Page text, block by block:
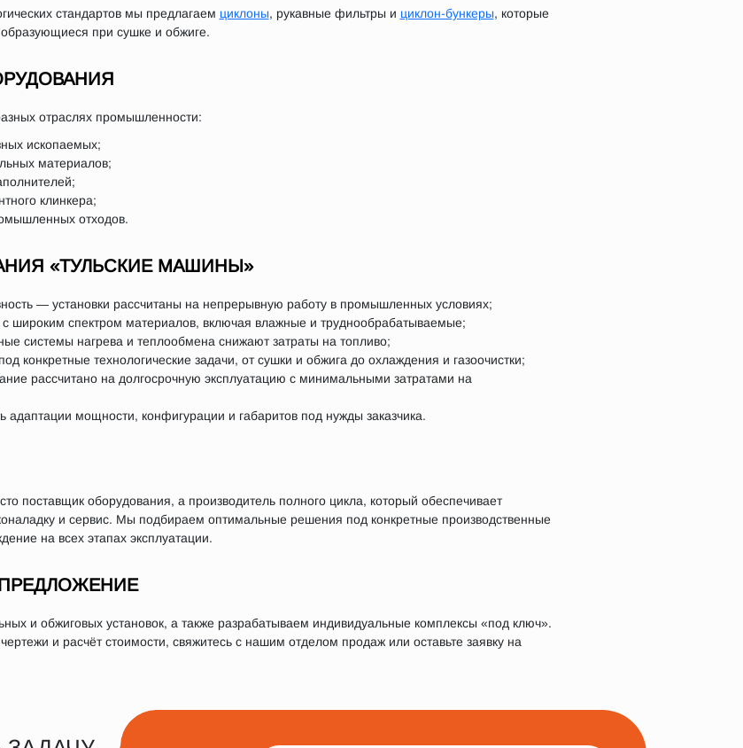
стандартов мы предлагаем циклоны, рукавные фильтры и циклон-бункеры, которые
при сушке и обжиге.
отраслях промышленности:
ископаемых;
материалов;
клинкера;
отходов.
«ТУЛЬСКИЕ МАШИНЫ»
— установки рассчитаны на непрерывную работу в промышленных условиях;
широким спектром материалов, включая влажные и труднообрабатываемые;
системы нагрева и теплообмена снижают затраты на топливо;
конкретные технологические задачи, от сушки и обжига до охлаждения и газоочистки;
рассчитано на долгосрочную эксплуатацию с минимальными затратами на
мощности, конфигурации и габаритов под нужды заказчика.
поставщик оборудования, а производитель полного цикла, который обеспечивает
и сервис. Мы подбираем оптимальные решения под конкретные производственные
на всех этапах эксплуатации.
и обжиговых установок, а также разрабатываем индивидуальные комплексы «под ключ».
и расчёт стоимости, свяжитесь с нашим отделом продаж или оставьте заявку на